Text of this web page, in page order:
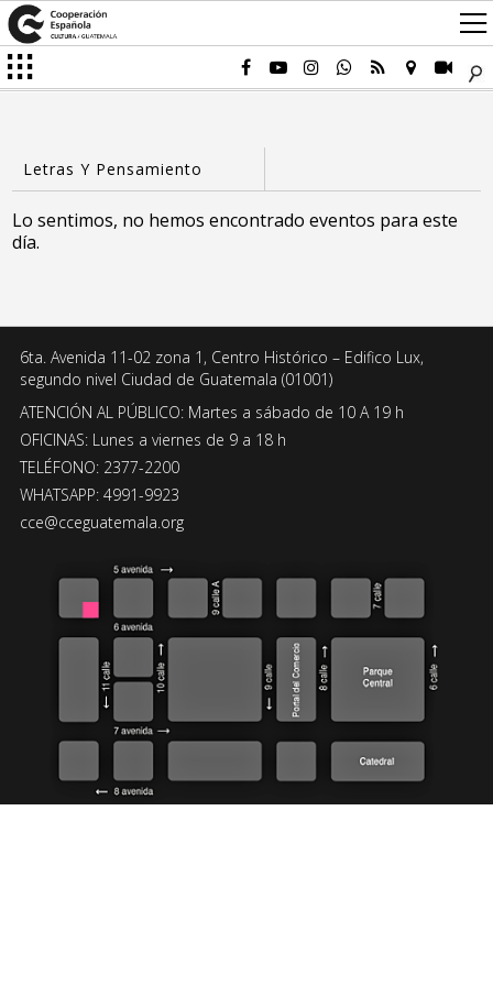
Lo sentimos, no hemos encontrado eventos para este
día.
6ta. Avenida 11-02 zona 1, Centro Histórico – Edifico Lux,
segundo nivel Ciudad de Guatemala (01001)
ATENCIÓN AL PÚBLICO: Martes a sábado de 10 A 19 h
OFICINAS: Lunes a viernes de 9 a 18 h
TELÉFONO: 2377-2200
WHATSAPP: 4991-9923
cce@cceguatemala.org